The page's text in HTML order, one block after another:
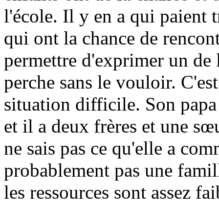
l'école. Il y en a qui paient
qui ont la chance de
permettre d'exprimer un
perche sans le vouloir.
situation difficile. Son
et il a deux frères et une
ne sais pas ce qu'elle a
probablement pas une
les ressources sont assez